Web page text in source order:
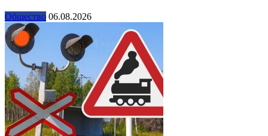
Общество 06.08.2026